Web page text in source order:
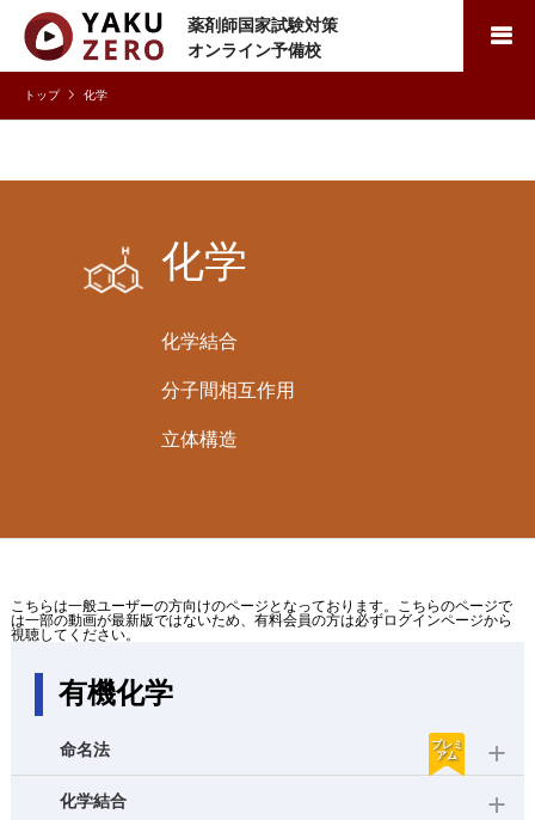
薬剤師国家試験対策
オンライン予備校
検索
化学
化学
化学結合
分子間相互作用
立体構造
こちらは一般ユーザーの方向けのページとなっております。こちらのページで
は一部の動画が最新版ではないため、有料会員の方は必ずログインページから
視聴してください。
有機化学
プレミ
アム
命名法
化学結合